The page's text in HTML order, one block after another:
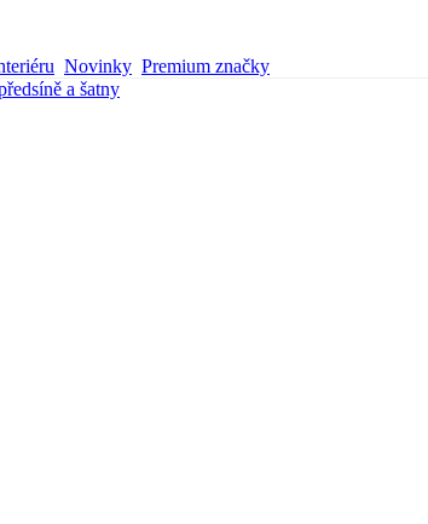
Novinky Premium značky
a šatny